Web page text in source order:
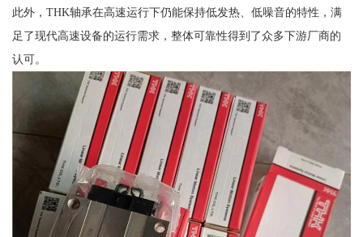
此外，THK轴承在高速运行下仍能保持低发热、低噪音的特性，满
足了现代高速设备的运行需求，整体可靠性得到了众多下游厂商的
认可。